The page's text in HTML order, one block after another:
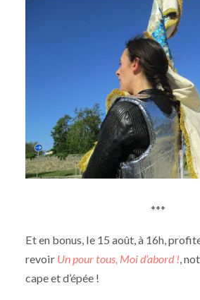
***
Et en bonus, le 15 août, à 16h,
revoir Un pour tous, Moi d’abord !,
cape et d’épée !